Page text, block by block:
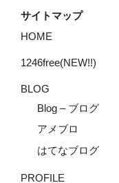
サイトマップ
HOME
1246free(NEW!!)
BLOG
Blog – ブログ
アメブロ
はてなブログ
PROFILE